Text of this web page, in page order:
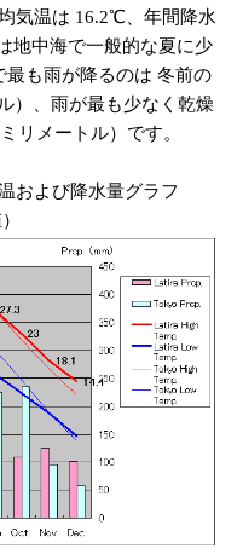
気温は 16.2℃、年間降水
地中海で一般的な夏に少
も雨が降るのは 冬前の
）、雨が最も少なく乾燥
リメートル）です。
および降水量グラフ